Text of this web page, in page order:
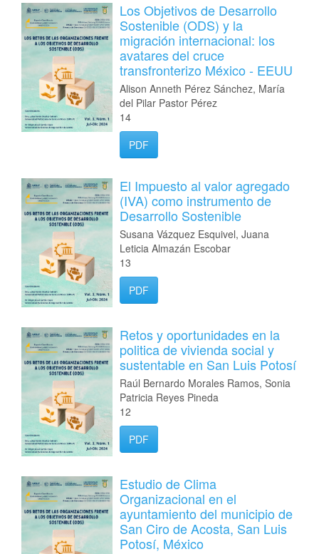
Los Objetivos de Desarrollo
Sostenible (ODS) y la
migración internacional: los
avatares del cruce
transfronterizo México - EEUU
Alison Anneth Pérez Sánchez, María
del Pilar Pastor Pérez
14
PDF
El Impuesto al valor agregado
(IVA) como instrumento de
Desarrollo Sostenible
Susana Vázquez Esquivel, Juana
Leticia Almazán Escobar
13
PDF
Retos y oportunidades en la
politica de vivienda social y
sustentable en San Luis Potosí
Raúl Bernardo Morales Ramos, Sonia
Patricia Reyes Pineda
12
PDF
Estudio de Clima
Organizacional en el
ayuntamiento del municipio de
San Ciro de Acosta, San Luis
Potosí, México